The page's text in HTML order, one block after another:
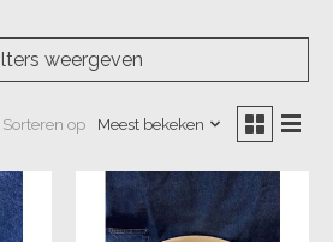
weergeven
Sorteren op Meest bekeken